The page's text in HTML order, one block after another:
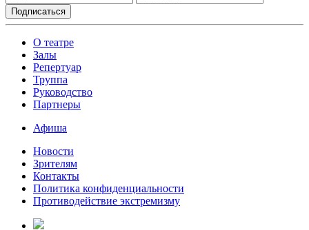
О театре
Залы
Репертуар
Труппа
Руководство
Партнеры
Афиша
Новости
Зрителям
Контакты
Политика конфиденциальности
Противодействие экстремизму